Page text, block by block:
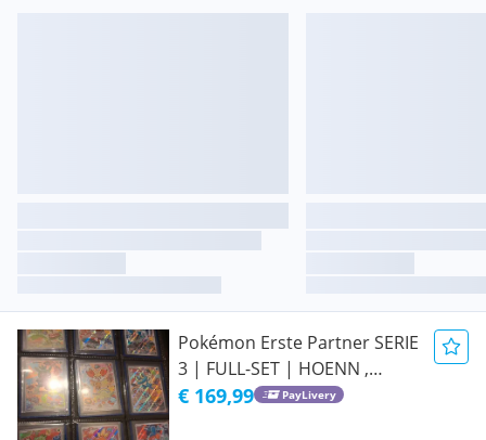
Pokémon Erste Partner SERIE
3 | FULL-SET | HOENN ,
KALOS & PALDEA STARTER
€ 169,99 PayLivery